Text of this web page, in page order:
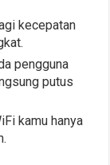
kecepatan
pengguna
putus
kamu hanya